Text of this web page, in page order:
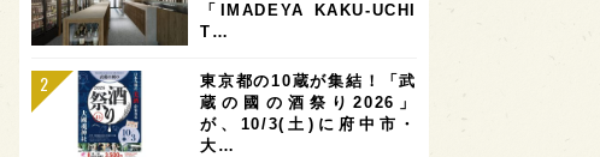
「IMADEYA KAKU-UCHI
T…
東京都の10蔵が集結！「武
蔵の國の酒祭り2026」
が、10/3(土)に府中市・
大…